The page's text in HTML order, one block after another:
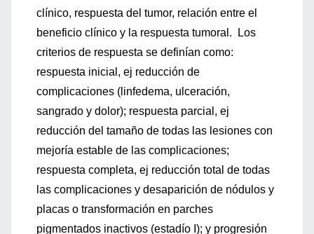
clínico, respuesta del tumor, relación entre el
beneficio clínico y la respuesta tumoral. Los
criterios de respuesta se definían como:
respuesta inicial, ej reducción de
complicaciones (linfedema, ulceración,
sangrado y dolor); respuesta parcial, ej
reducción del tamaño de todas las lesiones con
mejoría estable de las complicaciones;
respuesta completa, ej reducción total de todas
las complicaciones y desaparición de nódulos y
placas o transformación en parches
pigmentados inactivos (estadío I); y progresión